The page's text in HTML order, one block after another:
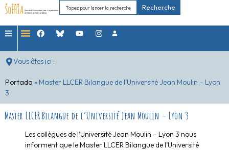
Recherche
Vous êtes ici :
Portada » Master LLCER Bilangue de l’Université Jean Moulin – Lyon
3
Master LLCER Bilangue de l’Université Jean Moulin – Lyon 3
Les collègues de l’Université Jean Moulin – Lyon 3 nous
informent que le Master LLCER Bilangue de l’Université